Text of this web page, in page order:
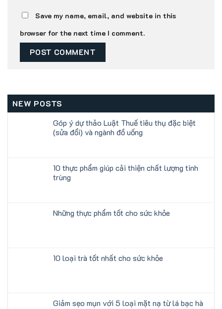
Save my name, email, and website in this
browser for the next time I comment.
NEW POSTS
Góp ý dự thảo Luật Thuế tiêu thụ đặc biệt
(sửa đổi) và ngành đồ uống
10 thực phẩm giúp cải thiện chất lượng tinh
trùng
Những thực phẩm tốt cho sức khỏe
10 loại trà tốt nhất cho sức khỏe
Giảm sẹo mụn với 5 loại mặt nạ từ lá bạc hà